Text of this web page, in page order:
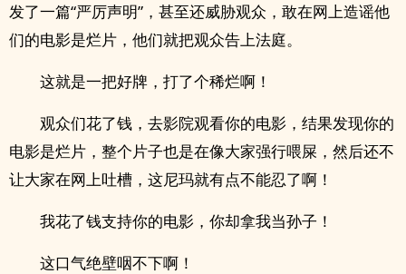
发了一篇“严厉声明”，甚至还威胁观众，敢在网上造谣他
们的电影是烂片，他们就把观众告上法庭。
这就是一把好牌，打了个稀烂啊！
观众们花了钱，去影院观看你的电影，结果发现你的
电影是烂片，整个片子也是在像大家强行喂屎，然后还不
让大家在网上吐槽，这尼玛就有点不能忍了啊！
我花了钱支持你的电影，你却拿我当孙子！
这口气绝壁咽不下啊！